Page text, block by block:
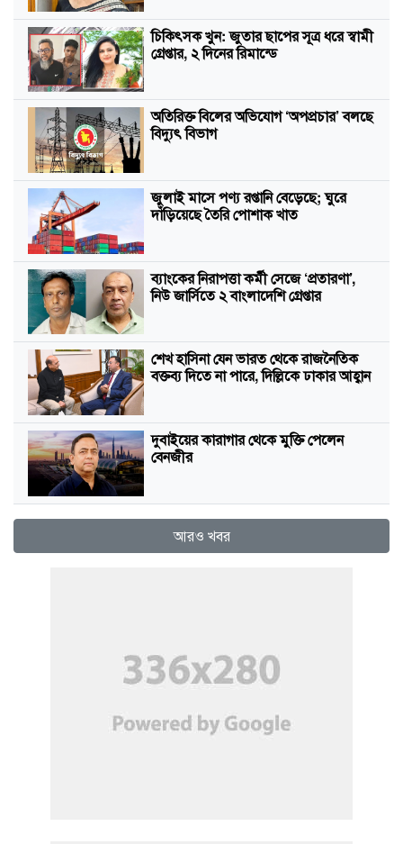
চিকিৎসক খুন: জুতার ছাপের সূত্র ধরে স্বামী
গ্রেপ্তার, ২ দিনের রিমান্ডে
অতিরিক্ত বিলের অভিযোগ ‘অপপ্রচার’ বলছে
বিদ্যুৎ বিভাগ
জুলাই মাসে পণ্য রপ্তানি বেড়েছে; ঘুরে
দাঁড়িয়েছে তৈরি পোশাক খাত
ব্যাংকের নিরাপত্তা কর্মী সেজে ‘প্রতারণা’,
নিউ জার্সিতে ২ বাংলাদেশি গ্রেপ্তার
শেখ হাসিনা যেন ভারত থেকে রাজনৈতিক
বক্তব্য দিতে না পারে, দিল্লিকে ঢাকার আহ্বান
দুবাইয়ের কারাগার থেকে মুক্তি পেলেন
বেনজীর
আরও খবর